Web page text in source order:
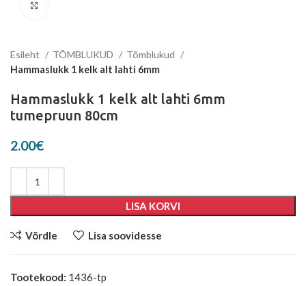
Esileht TÕMBLUKUD
Tõmblukud
Hammaslukk 1 kelk alt lahti 6mm
Hammaslukk 1 kelk alt lahti 6mm
tumepruun 80cm
2.00€
LISA KORVI
Võrdle Lisa soovidesse
Tootekood: 1436-tp